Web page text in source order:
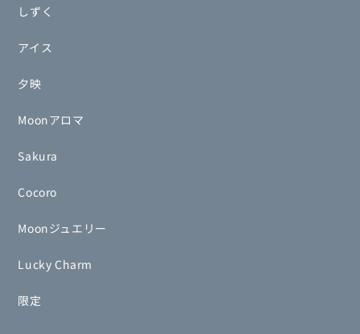
しずく
アイス
夕映
Moonアロマ
Sakura
Cocoro
Moonジュエリー
Lucky Charm
限定